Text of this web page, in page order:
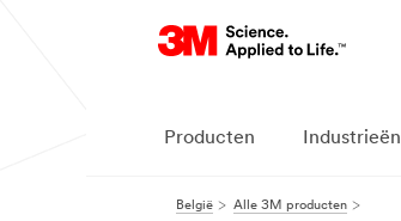
Producten Industrieën
België Alle 3M producten